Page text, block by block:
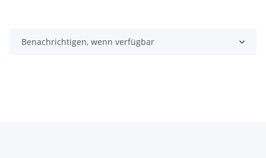
Benachrichtigen, wenn verfügbar